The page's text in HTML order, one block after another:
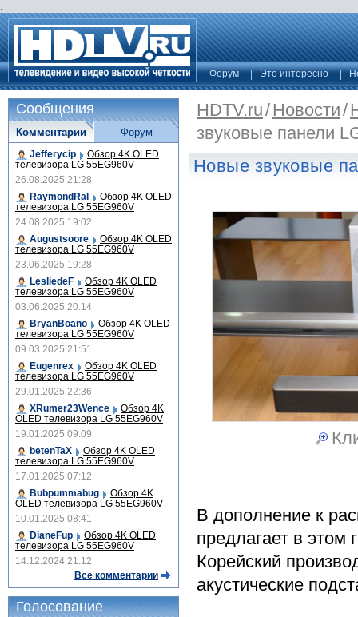
.
Форум Это интересно
HDTV.ru/Новости/
звуковые панели
Новые звуковые
В дополнение к
предлагает в этом
Корейский
акустические
Сообщения
Комментарии
Jefferycip Обзор 4K OLED
телевизора LG 55EG960V
26.08.2025 21:28
RaymondRal
Обзор 4K OLED
телевизора LG 55EG960V
24.08.2025 19:02
Augustsoore
Обзор 4K OLED
телевизора LG 55EG960V
23.06.2025 19:28
LesliedeF
Обзор 4K OLED
телевизора LG 55EG960V
03.06.2025 20:14
BryanBoano
Обзор 4K OLED
телевизора LG 55EG960V
09.03.2025 21:51
Eugenrex
Обзор 4K OLED
телевизора LG 55EG960V
29.01.2025 22:36
XRumer23Wence
Обзор 4K
OLED телевизора LG 55EG960V
19.01.2025 09:09
betenTaX
Обзор 4K OLED
телевизора LG 55EG960V
17.01.2025 07:12
Bubpummabug
Обзор 4K
OLED телевизора LG 55EG960V
10.01.2025 08:41
DianeFup
Обзор 4K OLED
телевизора LG 55EG960V
14.12.2024 21:12
Все комментарии
Форум
Голосование